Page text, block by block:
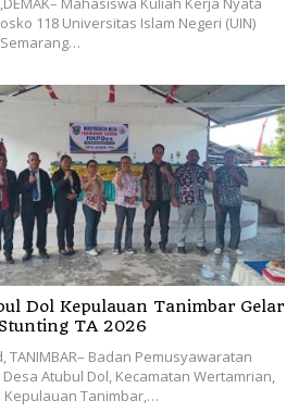
118 Universitas Islam Negeri (UIN)
Dol Kepulauan Tanimbar Gelar
TA 2026
TANIMBAR– Badan Pemusyawaratan
Desa Atubul Dol, Kecamatan Wertamrian,
Kepulauan Tanimbar,…